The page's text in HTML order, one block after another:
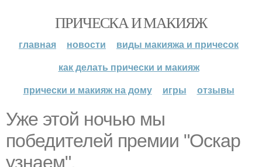
ПРИЧЕСКА И МАКИЯЖ
главная новости
виды макияжа и причесок
как делать прически и макияж
прически и макияж на дому
игры отзывы
Уже этой ночью мы
победителей премии "Оскар
узнаем".